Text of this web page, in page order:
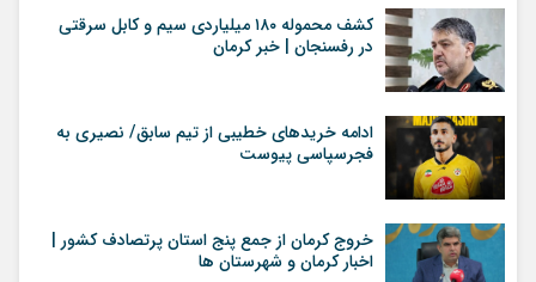
کشف محموله ۱۸۰ میلیاردی سیم و کابل سرقتی
در رفسنجان | خبر کرمان
ادامه خریدهای خطیبی از تیم سابق/ نصیری به
فجرسپاسی پیوست
خروج کرمان از جمع پنج استان پرتصادف کشور |
اخبار کرمان و شهرستان ها